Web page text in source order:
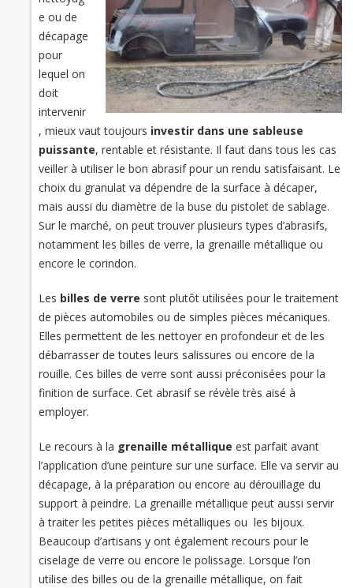
e ou de
décapage
pour
lequel on
doit
intervenir
, mieux vaut toujours investir dans une sableuse
puissante, rentable et résistante. Il faut dans tous les cas
veiller à utiliser le bon abrasif pour un rendu satisfaisant. Le
choix du granulat va dépendre de la surface à décaper,
mais aussi du diamètre de la buse du pistolet de sablage.
Sur le marché, on peut trouver plusieurs types d’abrasifs,
notamment les billes de verre, la grenaille métallique ou
encore le corindon.
Les billes de verre sont plutôt utilisées pour le traitement
de pièces automobiles ou de simples pièces mécaniques.
Elles permettent de les nettoyer en profondeur et de les
débarrasser de toutes leurs salissures ou encore de la
rouille. Ces billes de verre sont aussi préconisées pour la
finition de surface. Cet abrasif se révèle très aisé à
employer.
Le recours à la grenaille métallique est parfait avant
l’application d’une peinture sur une surface. Elle va servir au
décapage, à la préparation ou encore au dérouillage du
support à peindre. La grenaille métallique peut aussi servir
à traiter les petites pièces métalliques ou les bijoux.
Beaucoup d’artisans y ont également recours pour le
ciselage de verre ou encore le polissage. Lorsque l’on
utilise des billes ou de la grenaille métallique, on fait